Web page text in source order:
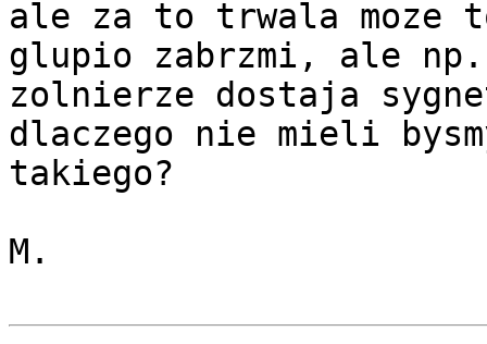
ale za to trwala moze
glupio zabrzmi, ale
zolnierze dostaja
dlaczego nie mieli
takiego?
M.